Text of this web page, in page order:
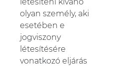
olyan személy, aki
esetében e
jogviszony
létesítésére
vonatkozó eljárás